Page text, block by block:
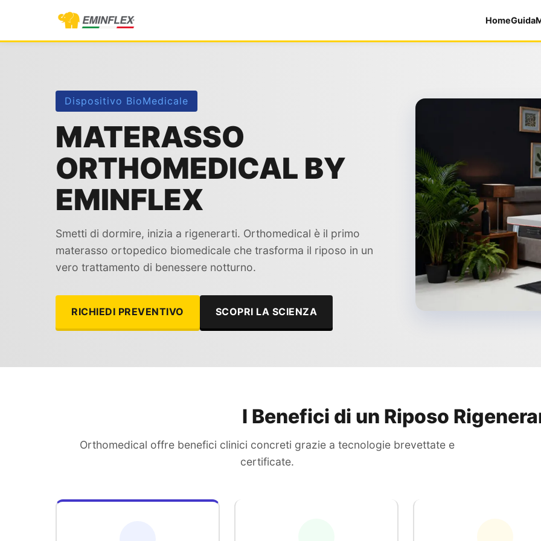
HomeGuida
Dispositivo BioMedicale
MATERASSO
ORTHOMEDICAL BY
EMINFLEX
Smetti di dormire, inizia a rigenerarti. Orthomedical è il primo
materasso ortopedico biomedicale che trasforma il riposo in un
vero trattamento di benessere notturno.
RICHIEDI PREVENTIVO SCOPRI LA SCIENZA
I Benefici di un Riposo
Orthomedical offre benefici clinici concreti grazie a tecnologie brevettate e
certificate.